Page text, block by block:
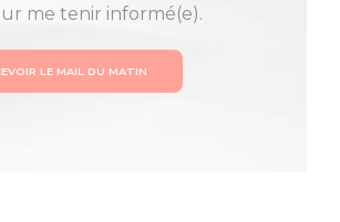
me tenir informé(e).
LE MAIL DU MATIN